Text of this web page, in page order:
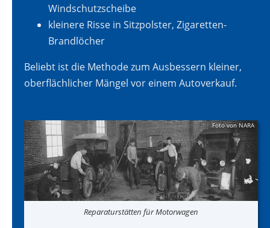
Windschutzscheibe
kleinere Risse in Sitzpolster, Zigaretten-
Brandlöcher
Beliebt ist die Methode zum Ausbessern kleiner,
oberflächlicher Mängel vor einem Autoverkauf.
Foto vonNARA
Reparaturstätten für Motorwagen